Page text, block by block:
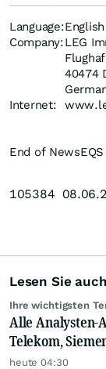
Language:English
Company:LEG
40474
Internet:
End of News
105384
Lesen Sie auch
Ihre wichtigsten
Alle Analysten-
Telekom,
heute 04:30